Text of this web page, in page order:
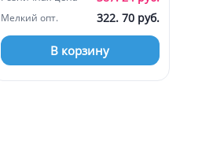
Мелкий опт. 322. 70 руб.
В корзину